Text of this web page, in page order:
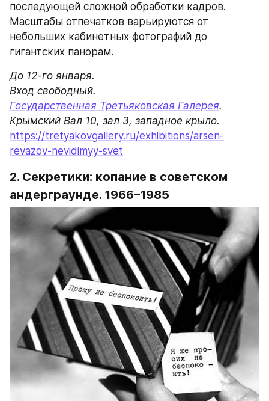
последующей сложной обработки кадров.
Масштабы отпечатков варьируются от
небольших кабинетных фотографий до
гигантских панорам.
До 12-го января.
Государственная Третьяковская Галерея.
https://tretyakovgallery.ru/exhibitions/arsen-
revazov-nevidimyy-svet
2. Секретики: копание в советском
андерграунде. 1966–1985